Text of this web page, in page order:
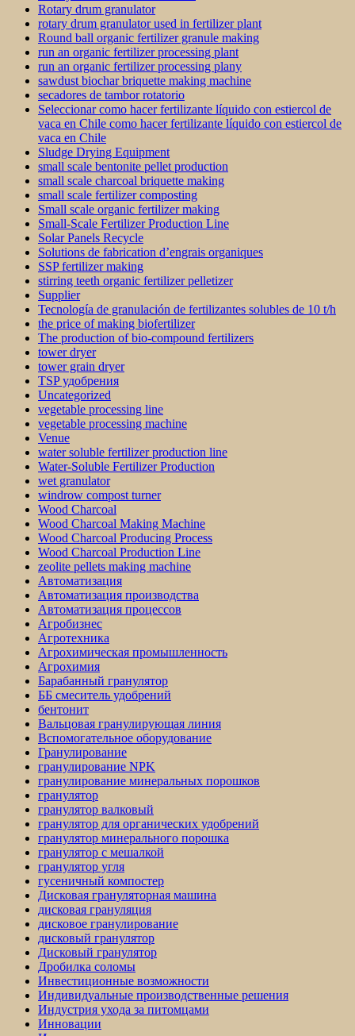
Rotary drum granulator
rotary drum granulator used in fertilizer plant
Round ball organic fertilizer granule making
run an organic fertilizer processing plant
run an organic fertilizer processing plany
sawdust biochar briquette making machine
secadores de tambor rotatorio
Seleccionar como hacer fertilizante líquido con estiercol de
vaca en Chile como hacer fertilizante líquido con estiercol de
vaca en Chile
Sludge Drying Equipment
small scale bentonite pellet production
small scale charcoal briquette making
small scale fertilizer composting
Small scale organic fertilizer making
Small-Scale Fertilizer Production Line
Solar Panels Recycle
Solutions de fabrication d’engrais organiques
SSP fertilizer making
stirring teeth organic fertilizer pelletizer
Supplier
Tecnología de granulación de fertilizantes solubles de 10 t/h
the price of making biofertilizer
The production of bio-compound fertilizers
tower dryer
tower grain dryer
TSP удобрения
Uncategorized
vegetable processing line
vegetable processing machine
Venue
water soluble fertilizer production line
Water-Soluble Fertilizer Production
wet granulator
windrow compost turner
Wood Charcoal
Wood Charcoal Making Machine
Wood Charcoal Producing Process
Wood Charcoal Production Line
zeolite pellets making machine
Автоматизация
Автоматизация производства
Автоматизация процессов
Агробизнес
Агротехника
Агрохимическая промышленность
Агрохимия
Барабанный гранулятор
ББ смеситель удобрений
бентонит
Вальцовая гранулирующая линия
Вспомогательное оборудование
Гранулирование
гранулирование NPK
гранулирование минеральных порошков
гранулятор
гранулятор валковый
гранулятор для органических удобрений
гранулятор минерального порошка
гранулятор с мешалкой
гранулятор угля
гусеничный компостер
Дисковая грануляторная машина
дисковая грануляция
дисковое гранулирование
дисковый гранулятор
Дисковый гранулятор
Дробилка соломы
Инвестиционные возможности
Индивидуальные производственные решения
Индустрия ухода за питомцами
Инновации